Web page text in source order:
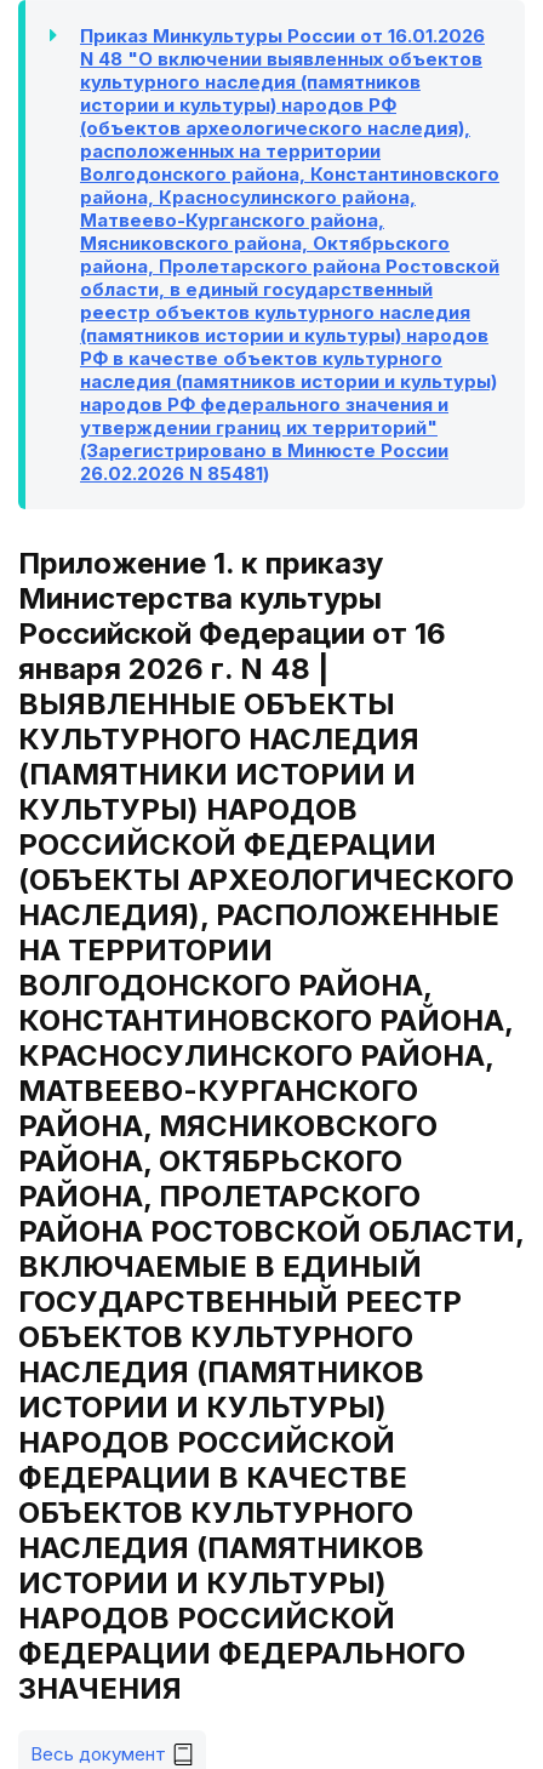
Приказ Минкультуры России от 16.01.2026
N 48 "О включении выявленных объектов
культурного наследия (памятников
истории и культуры) народов РФ
(объектов археологического наследия),
расположенных на территории
Волгодонского района, Константиновского
района, Красносулинского района,
Матвеево-Курганского района,
Мясниковского района, Октябрьского
района, Пролетарского района Ростовской
области, в единый государственный
реестр объектов культурного наследия
(памятников истории и культуры) народов
РФ в качестве объектов культурного
наследия (памятников истории и культуры)
народов РФ федерального значения и
утверждении границ их территорий"
(Зарегистрировано в Минюсте России
26.02.2026 N 85481)
Приложение 1. к приказу
Министерства культуры
Российской Федерации от 16
января 2026 г. N 48 |
ВЫЯВЛЕННЫЕ ОБЪЕКТЫ
КУЛЬТУРНОГО НАСЛЕДИЯ
(ПАМЯТНИКИ ИСТОРИИ И
КУЛЬТУРЫ) НАРОДОВ
РОССИЙСКОЙ ФЕДЕРАЦИИ
(ОБЪЕКТЫ АРХЕОЛОГИЧЕСКОГО
НАСЛЕДИЯ), РАСПОЛОЖЕННЫЕ
НА ТЕРРИТОРИИ
ВОЛГОДОНСКОГО РАЙОНА,
КОНСТАНТИНОВСКОГО РАЙОНА,
КРАСНОСУЛИНСКОГО РАЙОНА,
МАТВЕЕВО-КУРГАНСКОГО
РАЙОНА, МЯСНИКОВСКОГО
РАЙОНА, ОКТЯБРЬСКОГО
РАЙОНА, ПРОЛЕТАРСКОГО
РАЙОНА РОСТОВСКОЙ ОБЛАСТИ,
ВКЛЮЧАЕМЫЕ В ЕДИНЫЙ
ГОСУДАРСТВЕННЫЙ РЕЕСТР
ОБЪЕКТОВ КУЛЬТУРНОГО
НАСЛЕДИЯ (ПАМЯТНИКОВ
ИСТОРИИ И КУЛЬТУРЫ)
НАРОДОВ РОССИЙСКОЙ
ФЕДЕРАЦИИ В КАЧЕСТВЕ
ОБЪЕКТОВ КУЛЬТУРНОГО
НАСЛЕДИЯ (ПАМЯТНИКОВ
ИСТОРИИ И КУЛЬТУРЫ)
НАРОДОВ РОССИЙСКОЙ
ФЕДЕРАЦИИ ФЕДЕРАЛЬНОГО
ЗНАЧЕНИЯ
Весь документ